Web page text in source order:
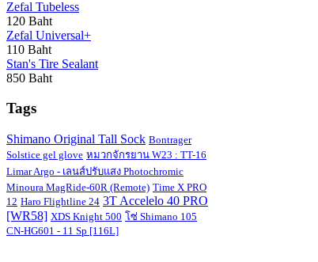
Zefal Tubeless
120 Baht
Zefal Universal+
110 Baht
Stan's Tire Sealant
850 Baht
Tags
Shimano Original Tall Sock Bontrager
Solstice gel glove หมวกจักรยาน W23 : TT-16
Limar Argo - เลนส์ปรับแสง Photochromic
Minoura MagRide-60R (Remote) Time X PRO
12 Haro Flightline 24 3T Accelelo 40 PRO
[WR58] XDS Knight 500 โซ่ Shimano 105
CN-HG601 - 11 Sp [116L]